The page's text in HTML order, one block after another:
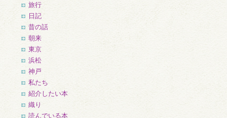
旅行
日記
昔の話
朝来
東京
浜松
神戸
私たち
紹介したい本
織り
読んでいる本